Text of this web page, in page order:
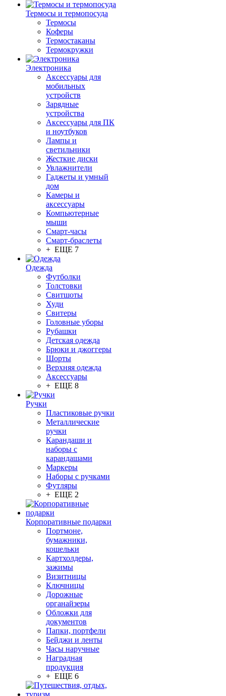
Термосы и термопосуда
Термосы
Коферы
Термостаканы
Термокружки
Электроника
Аксессуары для
мобильных
устройств
Зарядные
устройства
Аксессуары для ПК
и ноутбуков
Лампы и
светильники
Жесткие диски
Увлажнители
Гаджеты и умный
дом
Камеры и
аксессуары
Компьютерные
мыши
Смарт-часы
Смарт-браслеты
+ ЕЩЕ 7
Одежда
Футболки
Толстовки
Свитшоты
Худи
Свитеры
Головные уборы
Рубашки
Детская одежда
Брюки и джоггеры
Шорты
Верхняя одежда
Аксессуары
+ ЕЩЕ 8
Ручки
Пластиковые ручки
Металлические
ручки
Карандаши и
наборы с
карандашами
Маркеры
Наборы с ручками
Футляры
+ ЕЩЕ 2
Корпоративные подарки
Портмоне,
бумажники,
кошельки
Картхолдеры,
зажимы
Визитницы
Ключницы
Дорожные
органайзеры
Обложки для
документов
Папки, портфели
Бейджи и ленты
Часы наручные
Наградная
продукция
+ ЕЩЕ 6